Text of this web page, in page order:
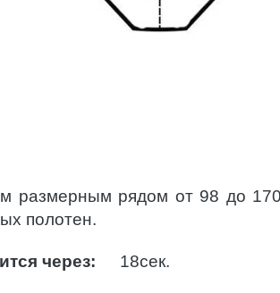
размерным рядом от 98 до
полотен.
через: 17сек.